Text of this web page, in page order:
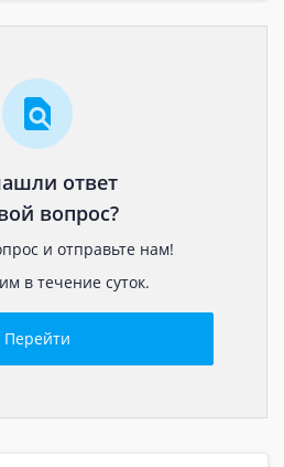
ответ
вопрос?
и отправьте нам!
в течение суток.
Перейти